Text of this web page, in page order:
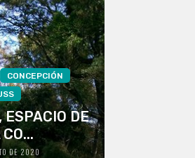
CONCEPCIÓN
ESPACIO DE
DE 2020